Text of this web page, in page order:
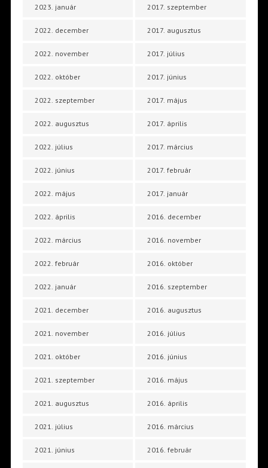
2023. január
2022. december
2022. november
2022. október
2022. szeptember
2022. augusztus
2022. július
2022. június
2022. május
2022. április
2022. március
2022. február
2022. január
2021. december
2021. november
2021. október
2021. szeptember
2021. augusztus
2021. július
2021. június
2017. szeptember
2017. augusztus
2017. július
2017. június
2017. május
2017. április
2017. március
2017. február
2017. január
2016. december
2016. november
2016. október
2016. szeptember
2016. augusztus
2016. július
2016. június
2016. május
2016. április
2016. március
2016. február